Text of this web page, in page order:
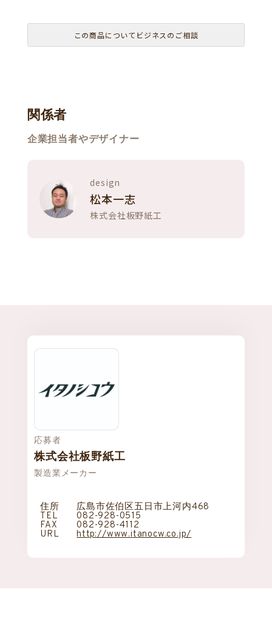
この商品についてビジネスのご相談
関係者
企業担当者やデザイナー
design
松本一志
株式会社板野紙工
応募者
株式会社板野紙工
製造業メーカー
住所 広島市佐伯区五日市上河内468
TEL 082-928-0515
FAX 082-928-4112
URL http://www.itanocw.co.jp/